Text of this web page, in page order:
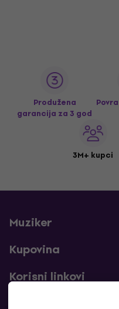
Produžena
garancija za 3 god
3M+ kupci
Muziker
Kupovina
Korisni linkovi